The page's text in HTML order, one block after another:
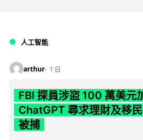
人工智能
arthur 1 日
FBI 探員涉盜 100 萬美
ChatGPT 尋求理財及移
被捕